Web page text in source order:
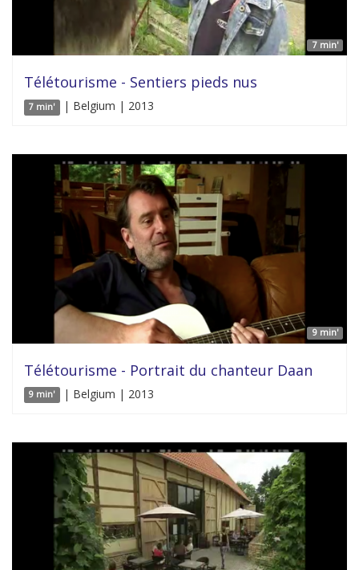
7 min'
Télétourisme - Sentiers pieds nus
7 min' | Belgium | 2013
9 min'
Télétourisme - Portrait du chanteur Daan
9 min' | Belgium | 2013